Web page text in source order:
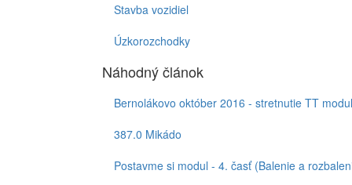
Stavba vozidiel
Úzkorozchodky
Náhodný článok
Bernolákovo október 2016 - stretnutie TT
387.0 Mikádo
Postavme si modul - 4. časť (Balenie a